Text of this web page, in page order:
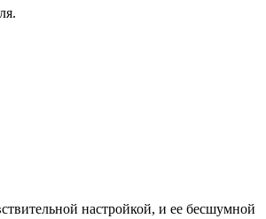
настройкой, и ее бесшумной